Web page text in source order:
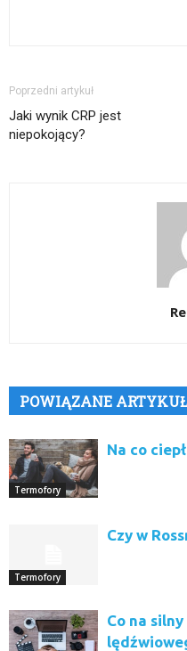
Poprzedni artykuł
Jaki wynik CRP jest
niepokojący?
POWIĄZANE
Termofory
Na co
Termofory
Czy w
Co na